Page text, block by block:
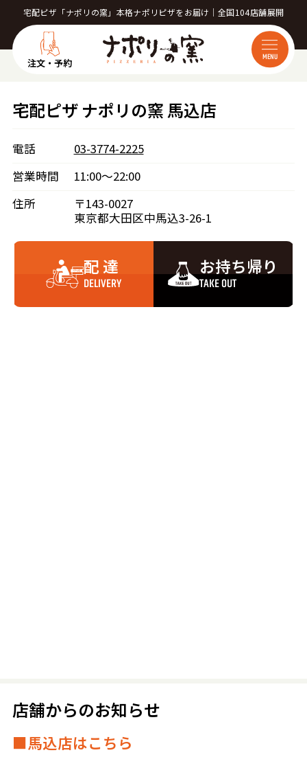
宅配ピザ「ナポリの窯」本格ナポリピザをお届け｜全国104店舗展開
注文・予約 MENU
宅配ピザ ナポリの窯 馬込店
電話
03-3774-2225
営業時間
11:00～22:00
住所
〒143-0027
東京都大田区中馬込3-26-1
配 達
DELIVERY
お持ち帰り
TAKE OUT
店舗からのお知らせ
■馬込店はこちら